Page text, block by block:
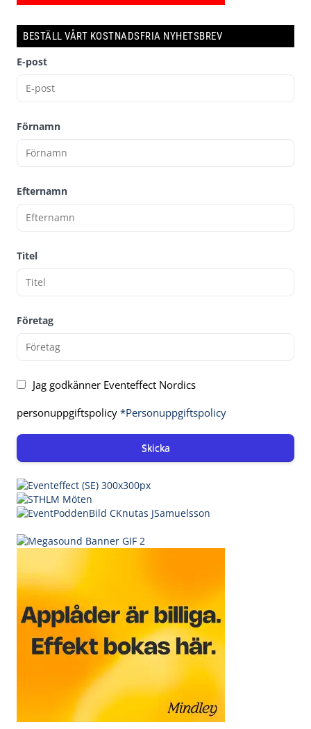
BESTÄLL VÅRT KOSTNADSFRIA NYHETSBREV
E-post
Förnamn
Efternamn
Titel
Företag
Jag godkänner Eventeffect Nordics
personuppgiftspolicy *Personuppgiftspolicy
Skicka